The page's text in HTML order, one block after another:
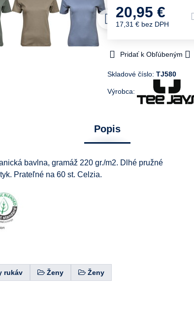
20,95 €
17,31 € bez DPH
Pridať k Obľúbeným
Skladové číslo:TJ580
Výrobca:
Popis
bavlna, gramáž 220 gr./m2. Dlhé pružné
Prateľné na 60 st. Celzia.
rukáv Ženy Ženy